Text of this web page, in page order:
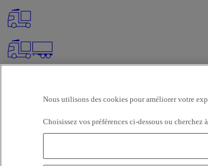
Nous utilisons des cookies pour améliorer votre
Choisissez vos préférences ci-dessous ou cherchez à